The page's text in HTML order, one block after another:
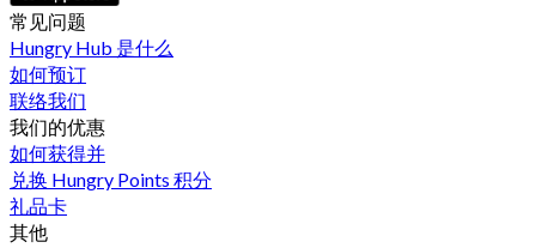
常见问题
Hungry Hub 是什么
如何预订
联络我们
我们的优惠
如何获得并
兑换 Hungry Points 积分
礼品卡
其他